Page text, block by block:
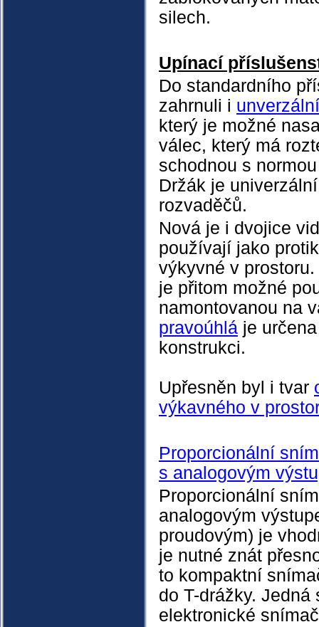
silech.
Upínací
Do standardního
zahrnuli i
který je možné
válec, který má
schodnou s
Držák je
rozvaděčů.
Nová je i dvojice
používají jako
výkyvné v prostoru.
je přitom možné
namontovanou na
pravoúhlá je
konstrukci.
Upřesněn byl i tvar
výkavného v
Proporcionální
s analogovým
Proporcionální
analogovým
proudovým) je
je nutné znát
to kompaktní
do T-drážky. Jedná
elektronické